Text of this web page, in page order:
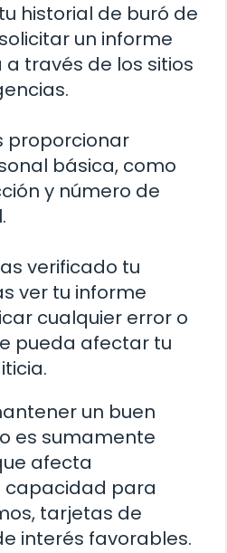
historial de buró de
un informe
través de los sitios
proporcionar
básica, como
y número de
verificado tu
ver tu informe
cualquier error o
pueda afectar tu
un buen
es sumamente
afecta
para
tarjetas de
interés favorables.